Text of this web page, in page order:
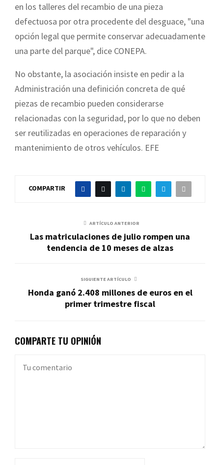
en los talleres del recambio de una pieza
defectuosa por otra procedente del desguace, "una
opción legal que permite conservar adecuadamente
una parte del parque", dice CONEPA.
No obstante, la asociación insiste en pedir a la
Administración una definición concreta de qué
piezas de recambio pueden considerarse
relacionadas con la seguridad, por lo que no deben
ser reutilizadas en operaciones de reparación y
mantenimiento de otros vehículos. EFE
COMPARTIR
ARTÍCULO ANTERIOR
Las matriculaciones de julio rompen una
tendencia de 10 meses de alzas
SIGUIENTE ARTÍCULO
Honda ganó 2.408 millones de euros en el
primer trimestre fiscal
COMPARTE TU OPINIÓN